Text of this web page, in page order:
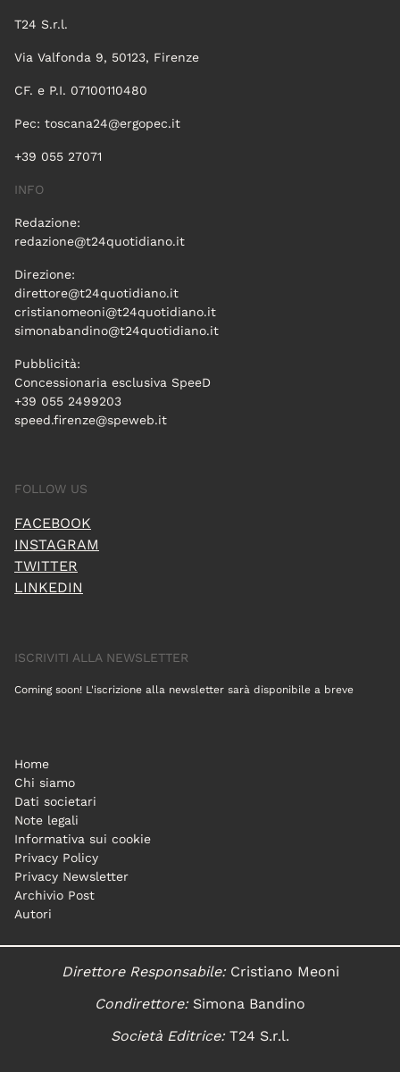
T24 S.r.l.
Via Valfonda 9, 50123, Firenze
CF. e P.I. 07100110480
Pec: toscana24@ergopec.it
+39 055 27071
INFO
Redazione:
redazione@t24quotidiano.it
Direzione:
direttore@t24quotidiano.it
cristianomeoni@t24quotidiano.it
simonabandino@t24quotidiano.it
Pubblicità:
Concessionaria esclusiva SpeeD
+39 055 2499203
speed.firenze@speweb.it
FOLLOW US
FACEBOOK
INSTAGRAM
TWITTER
LINKEDIN
ISCRIVITI ALLA NEWSLETTER
Coming soon! L'iscrizione alla newsletter sarà disponibile a breve
Home
Chi siamo
Dati societari
Note legali
Informativa sui cookie
Privacy Policy
Privacy Newsletter
Archivio Post
Autori
Direttore Responsabile:Cristiano Meoni
Condirettore:Simona Bandino
Società Editrice:T24 S.r.l.